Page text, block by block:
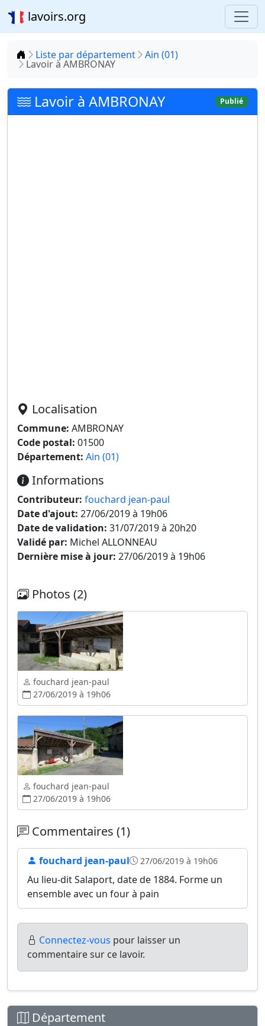
lavoirs.org
Accueil
Liste par département Ain (01)
Lavoir à AMBRONAY
Lavoir à AMBRONAY Publié
Localisation
Commune: AMBRONAY
Code postal: 01500
Département: Ain (01)
Informations
Contributeur: fouchard jean-paul
Date d'ajout: 27/06/2019 à 19h06
Date de validation: 31/07/2019 à 20h20
Validé par: Michel ALLONNEAU
Dernière mise à jour: 27/06/2019 à 19h06
Photos (2)
fouchard jean-paul
27/06/2019 à 19h06
fouchard jean-paul
27/06/2019 à 19h06
Commentaires (1)
fouchard jean-paul 27/06/2019 à 19h06
Au lieu-dit Salaport, date de 1884. Forme un
ensemble avec un four à pain
Connectez-vous pour laisser un
commentaire sur ce lavoir.
Département